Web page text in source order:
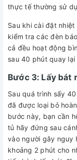
thực tế thường sử
Sau khi cài đặt
kiểm tra các đèn
cả đều hoạt động
sau 40 phút quay
Bước 3: Lấy bát
Sau quá trình sấy
đã được loại bỏ
bước này, bạn cần
tủ hãy đứng sau
vào người gây nguy
khoảng 2 phút cho